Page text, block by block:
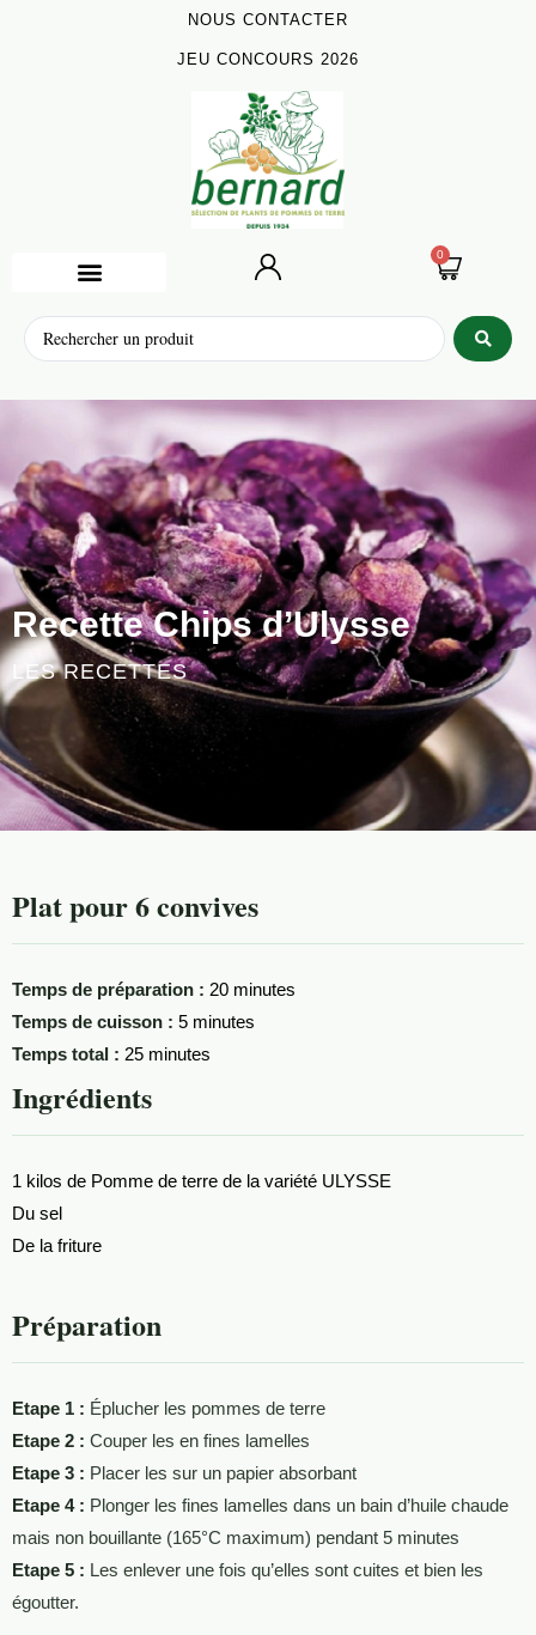
NOUS CONTACTER
JEU CONCOURS 2026
0
Recette Chips d’Ulysse
LES RECETTES
Plat pour 6 convives
Temps de préparation : 20 minutes
Temps de cuisson : 5 minutes
Temps total : 25 minutes
Ingrédients
1 kilos de Pomme de terre de la variété ULYSSE
Du sel
De la friture
Préparation
Etape 1 : Éplucher les pommes de terre
Etape 2 : Couper les en fines lamelles
Etape 3 : Placer les sur un papier absorbant
Etape 4 : Plonger les fines lamelles dans un bain d’huile chaude
mais non bouillante (165°C maximum) pendant 5 minutes
Etape 5 : Les enlever une fois qu’elles sont cuites et bien les
égoutter.